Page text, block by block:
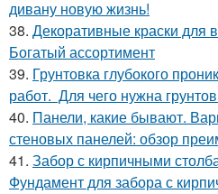
дивану новую жизнь!
38. Декоративные краски для
Богатый ассортимент
39. Грунтовка глубокого
работ. Для чего нужна
40. Панели, какие бывают.
стеновых панелей: обзор
41. Забор с кирпичными
Фундамент для забора с